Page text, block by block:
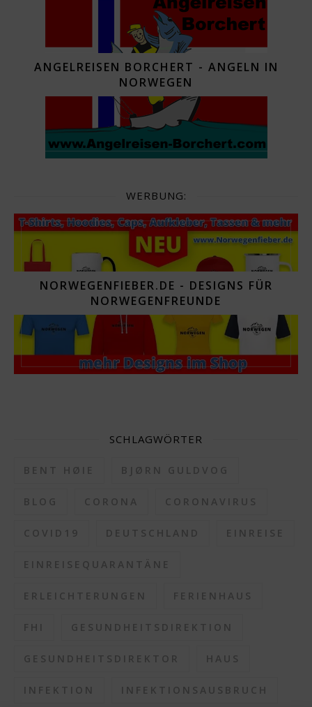
ANGELREISEN BORCHERT - ANGELN IN
NORWEGEN
WERBUNG:
NORWEGENFIEBER.DE - DESIGNS FÜR
NORWEGENFREUNDE
SCHLAGWÖRTER
BENT HØIE BJØRN GULDVOG
BLOG CORONA CORONAVIRUS
COVID19 DEUTSCHLAND EINREISE
EINREISEQUARANTÄNE
ERLEICHTERUNGEN FERIENHAUS
FHI GESUNDHEITSDIREKTION
GESUNDHEITSDIREKTOR HAUS
INFEKTION INFEKTIONSAUSBRUCH